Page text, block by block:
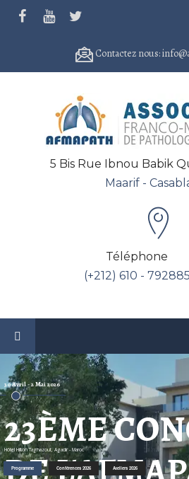
Contactez nous:
5 Bis Rue Ibnou Babik
Maarif -
Téléphone
(+212) 610 - 792885
30 Avril - 2 Mai 2026
23ÈME
Hôtel Hilton Taghazout, Agadir - Maroc
Programme Conférences 2026 Ateliers 2026